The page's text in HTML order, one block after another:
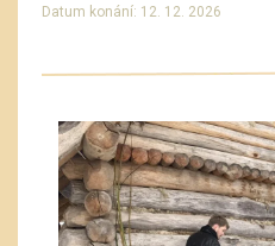
Datum konání: 12. 12. 2026